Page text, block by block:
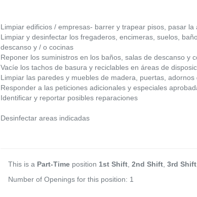
Limpiar edificios / empresas- barrer y trapear pisos, pasar la
Limpiar y desinfectar los fregaderos, encimeras, suelos,
descanso y / o cocinas
Reponer los suministros en los baños, salas de descanso y
Vacíe los tachos de basura y reciclables en áreas de
Limpiar las paredes y muebles de madera, puertas,
Responder a las peticiones adicionales y especiales
Identificar y reportar posibles reparaciones
Desinfectar areas indicadas
This is a Part-Time position 1st Shift 2nd Shift 3rd Shift
Number of Openings for this position: 1